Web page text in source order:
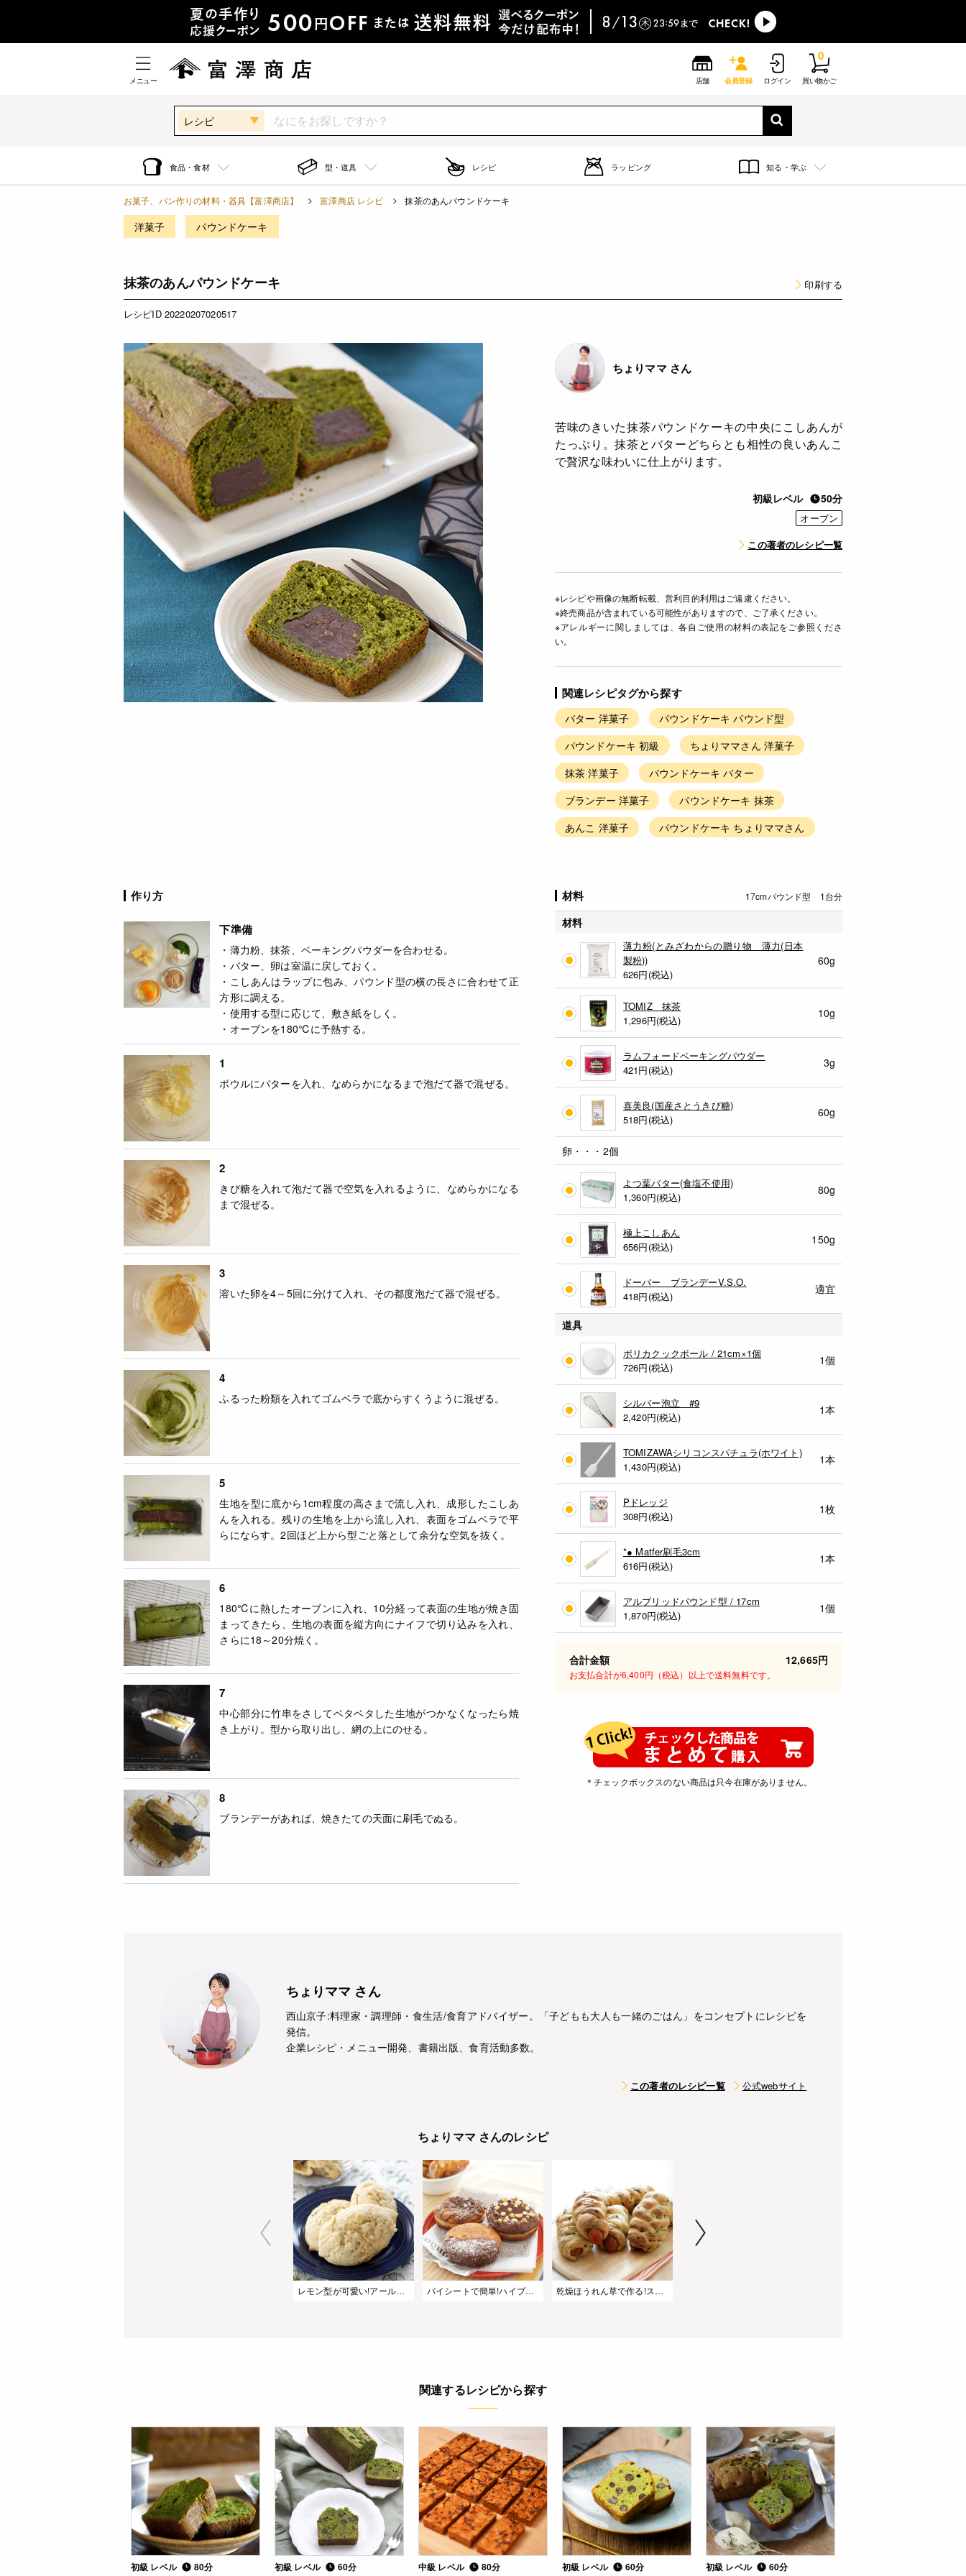
メニュー 店舗 会員登録 ログイン 買い物かご
0
レシピ
食品・食材 型・道具 レシピ ラッピング 知る・学ぶ
お菓子、パン作りの材料・器具【富澤商店】 富澤商店 レシピ 抹茶のあんパウンドケーキ
洋菓子 パウンドケーキ
抹茶のあんパウンドケーキ 印刷する
レシピID 20220207020517
ちょりママ さん
苦味のきいた抹茶パウンドケーキの中央にこしあんが
たっぷり。抹茶とバターどちらとも相性の良いあんこ
で贅沢な味わいに仕上がります。
初級レベル 50分
オーブン
この著者のレシピ一覧
※レシピや画像の無断転載、営利目的利用はご遠慮ください。
※終売商品が含まれている可能性がありますので、ご了承ください。
※アレルギーに関しましては、各自ご使用の材料の表記をご参照くださ
い。
関連レシピタグから探す
バター 洋菓子
パウンドケーキ パウンド型
パウンドケーキ 初級
ちょりママさん 洋菓子
抹茶 洋菓子
パウンドケーキ バター
ブランデー 洋菓子
パウンドケーキ 抹茶
あんこ 洋菓子
パウンドケーキ ちょりママさん
材料 17cmパウンド型 1台分
材料
薄力粉(とみざわからの贈り物 薄力(日本
製粉))
626円(税込)
60g
TOMIZ 抹茶
1,296円(税込)
10g
ラムフォードベーキングパウダー
421円(税込)
3g
喜美良(国産さとうきび糖)
518円(税込)
60g
卵・・・2個
よつ葉バター(食塩不使用)
1,360円(税込)
80g
極上こしあん
656円(税込)
150g
ドーバー ブランデーV.S.O.
418円(税込)
適宜
道具
ポリカクックボール / 21cm×1個
726円(税込)
1個
シルバー泡立 #9
2,420円(税込)
1本
TOMIZAWAシリコンスパチュラ(ホワイト)
1,430円(税込)
1本
Pドレッジ
308円(税込)
1枚
*● Matfer刷毛3cm
616円(税込)
1本
アルブリッドパウンド型 / 17cm
1,870円(税込)
1個
合計金額 12,665円
お支払合計が6,400円（税込）以上で送料無料です。
＊チェックボックスのない商品は只今在庫がありません。
作り方
下準備
・薄力粉、抹茶、ベーキングパウダーを合わせる。
・バター、卵は室温に戻しておく。
・こしあんはラップに包み、パウンド型の横の長さに合わせて正
方形に調える。
・使用する型に応じて、敷き紙をしく。
・オーブンを180℃に予熱する。
1
ボウルにバターを入れ、なめらかになるまで泡だて器で混ぜる。
2
きび糖を入れて泡だて器で空気を入れるように、なめらかになる
まで混ぜる。
3
溶いた卵を4～5回に分けて入れ、その都度泡だて器で混ぜる。
4
ふるった粉類を入れてゴムベラで底からすくうように混ぜる。
5
生地を型に底から1cm程度の高さまで流し入れ、成形したこしあ
んを入れる。残りの生地を上から流し入れ、表面をゴムベラで平
らにならす。2回ほど上から型ごと落として余分な空気を抜く。
6
180℃に熱したオーブンに入れ、10分経って表面の生地が焼き固
まってきたら、生地の表面を縦方向にナイフで切り込みを入れ、
さらに18～20分焼く。
7
中心部分に竹串をさしてベタベタした生地がつかなくなったら焼
き上がり。型から取り出し、網の上にのせる。
8
ブランデーがあれば、焼きたての天面に刷毛でぬる。
ちょりママ さん
西山京子:料理家・調理師・食生活/食育アドバイザー。「子どもも大人も一緒のごはん」をコンセプトにレシピを
発信。
企業レシピ・メニュー開発、書籍出版、食育活動多数。
この著者のレシピ一覧 公式webサイト
ちょりママ さんのレシピ
レモン型が可愛い!アールグレイレモンパン パイシートで簡単!ハイブリッドスイーツ『クロナッツ』 乾燥ほうれん草で作る!スピナッチソーセージドッグ
関連するレシピから探す
初級 レベル 80分 初級 レベル 60分 中級 レベル 80分 初級 レベル 60分 初級 レベル 60分